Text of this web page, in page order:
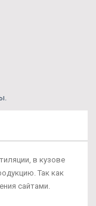
в кузове
Так как
сайтами.